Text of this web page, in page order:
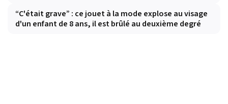
“C'était grave” : ce jouet à la mode explose au visage
d'un enfant de 8 ans, il est brûlé au deuxième degré